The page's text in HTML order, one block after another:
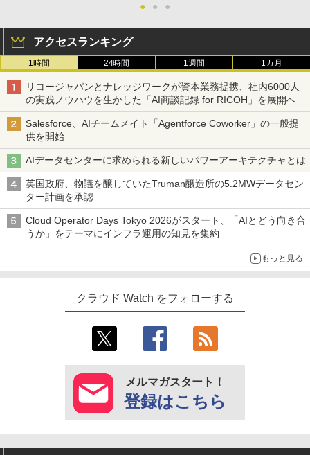
● ● ●
アクセスランキング
1時間 24時間 1週間 1カ月
リコージャパンとナレッジワークが資本業務提携、社内6000人
の実践ノウハウを生かした「AI商談記録 for RICOH」を展開へ
Salesforce、AIチームメイト「Agentforce Coworker」の一般提
供を開始
AIデータセンターに求められる新しいパワーアーキテクチャとは
英国政府、物議を醸していたTruman醸造所の5.2MWデータセン
ター計画を承認
Cloud Operator Days Tokyo 2026がスタート、「AIとどう向き合
うか」をテーマにインフラ運用の知見を集約
もっと見る
クラウド Watch をフォローする
メルマガスタート！
登録はこちら